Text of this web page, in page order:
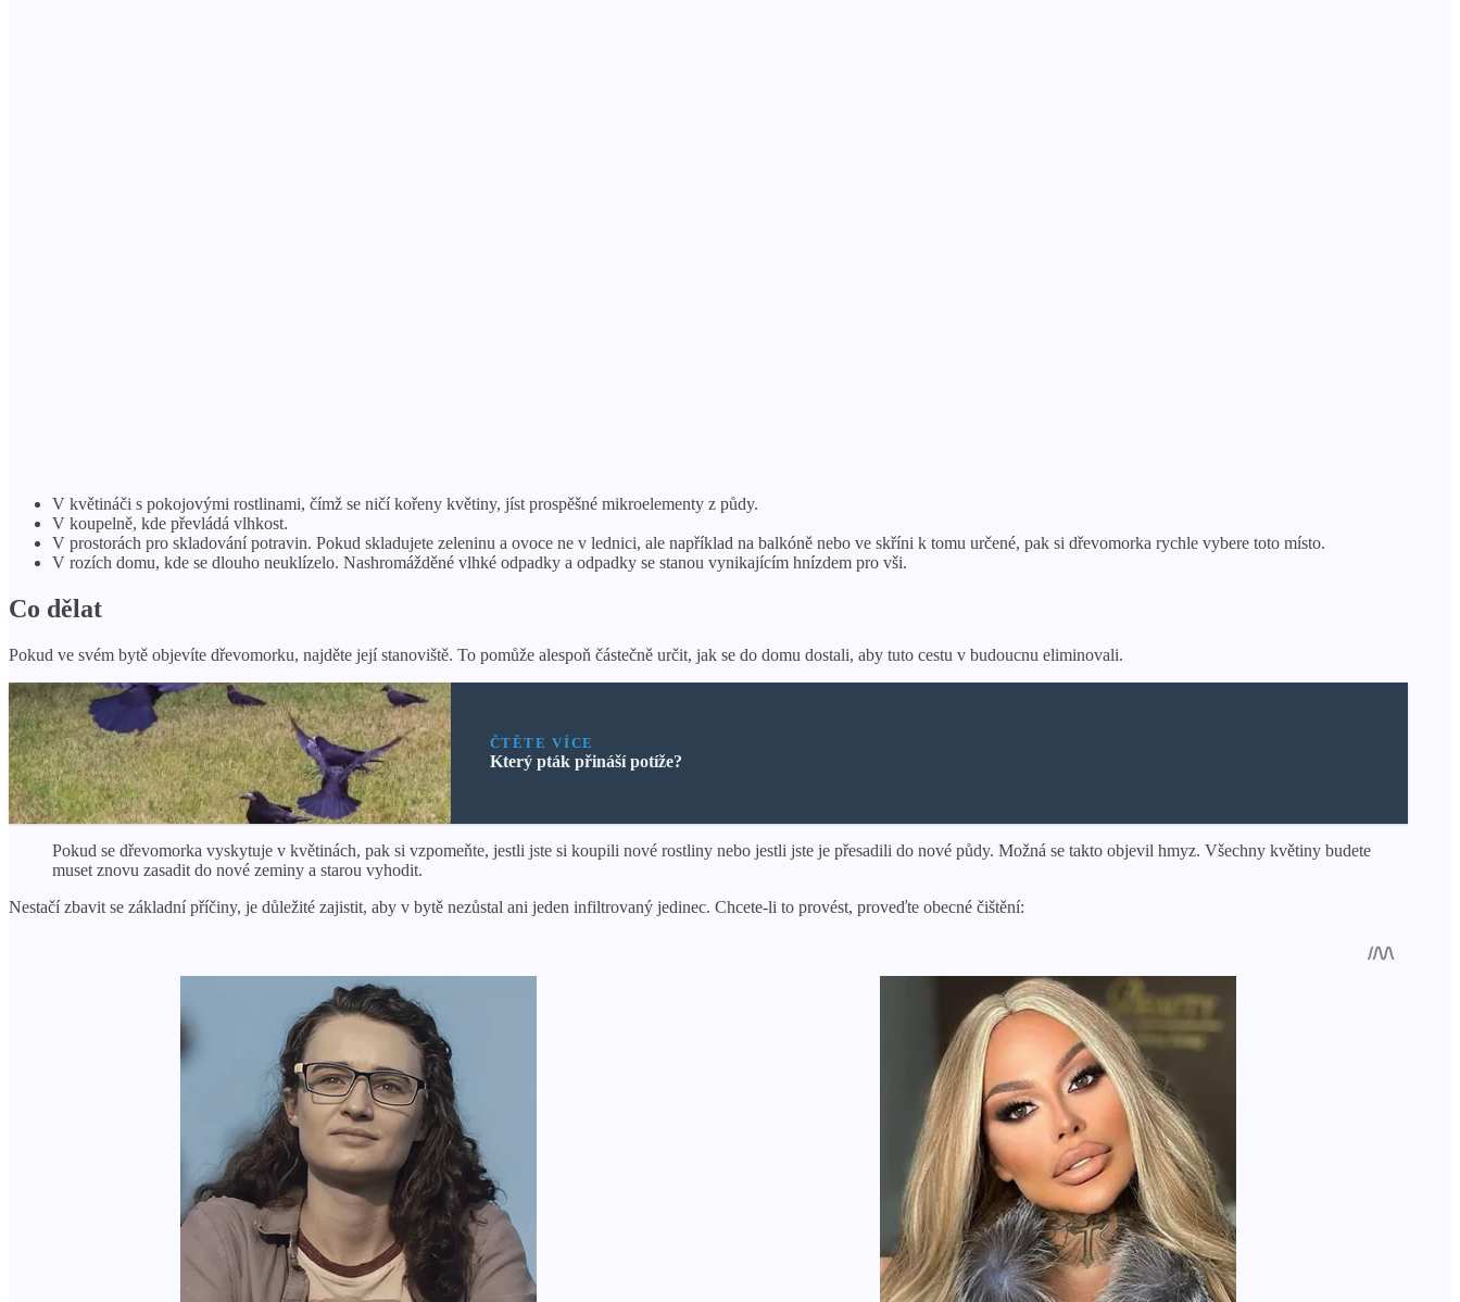
V květináči s pokojovými rostlinami, čímž se ničí kořeny květiny, jíst prospěšné mikroelementy z půdy.
V koupelně, kde převládá vlhkost.
V prostorách pro skladování potravin. Pokud skladujete zeleninu a ovoce ne v lednici, ale například na balkóně nebo ve skříni k tomu určené, pak si dřevomorka rychle vybere toto místo.
V rozích domu, kde se dlouho neuklízelo. Nashromážděné vlhké odpadky a odpadky se stanou vynikajícím hnízdem pro vši.
Co dělat
Pokud ve svém bytě objevíte dřevomorku, najděte její stanoviště. To pomůže alespoň částečně určit, jak se do domu dostali, aby tuto cestu v budoucnu eliminovali.
ČTĚTE VÍCE
Který pták přináší potíže?
Pokud se dřevomorka vyskytuje v květinách, pak si vzpomeňte, jestli jste si koupili nové rostliny nebo jestli jste je přesadili do nové půdy. Možná se takto objevil hmyz. Všechny květiny budete
muset znovu zasadit do nové zeminy a starou vyhodit.
Nestačí zbavit se základní příčiny, je důležité zajistit, aby v bytě nezůstal ani jeden infiltrovaný jedinec. Chcete-li to provést, proveďte obecné čištění: